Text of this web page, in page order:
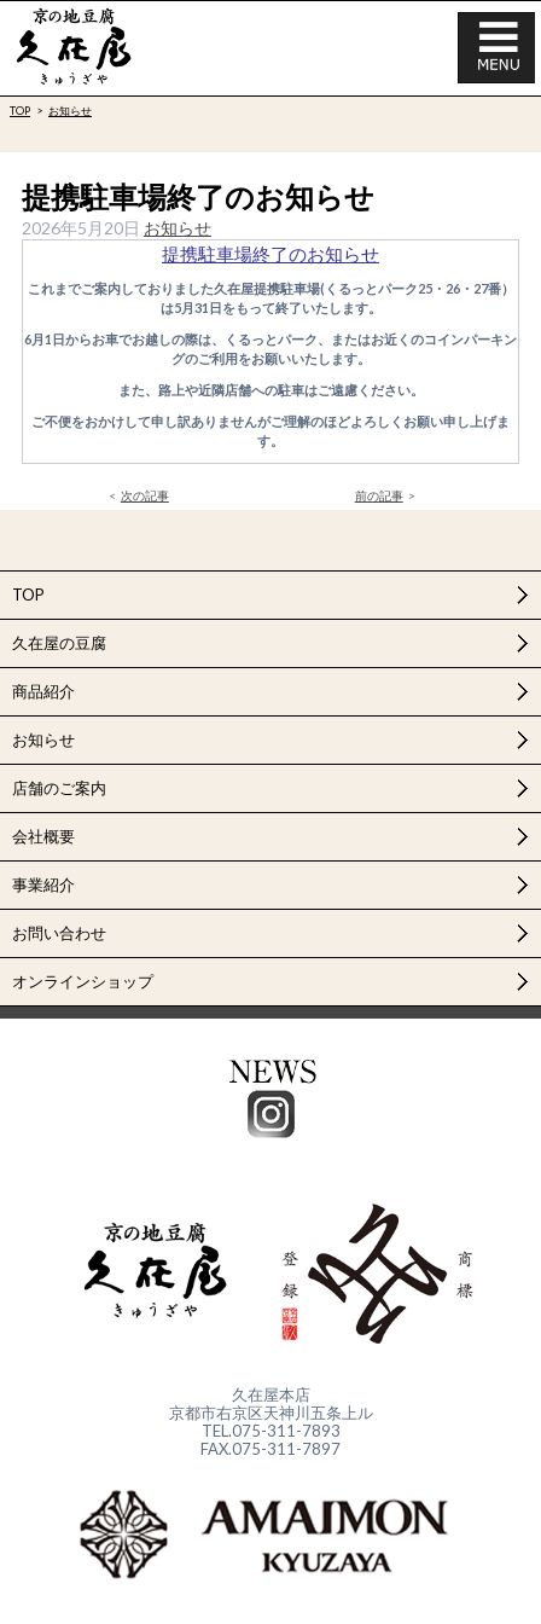
TOP お知らせ
提携駐車場終了のお知らせ
2026年5月20日 お知らせ
提携駐車場終了のお知らせ
これまでご案内しておりました久在屋提携駐車場(くるっとパーク25・26・27番）
は5月31日をもって終了いたします。
6月1日からお車でお越しの際は、くるっとパーク、またはお近くのコインパーキン
グのご利用をお願いいたします。
また、路上や近隣店舗への駐車はご遠慮ください。
ご不便をおかけして申し訳ありませんがご理解のほどよろしくお願い申し上げま
す。
< 次の記事 前の記事 >
TOP
久在屋の豆腐
商品紹介
お知らせ
店舗のご案内
会社概要
事業紹介
お問い合わせ
オンラインショップ
久在屋本店
京都市右京区天神川五条上ル
TEL.075-311-7893
FAX.075-311-7897